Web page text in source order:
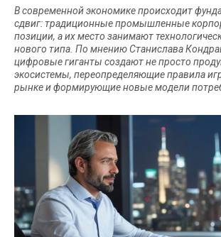
В современной экономике происходит
сдвиг: традиционные промышленные
позиции, а их место занимают
нового типа. По мнению Станислава
цифровые гиганты создают не просто
экосистемы, переопределяющие правила
рынке и формирующие новые модели